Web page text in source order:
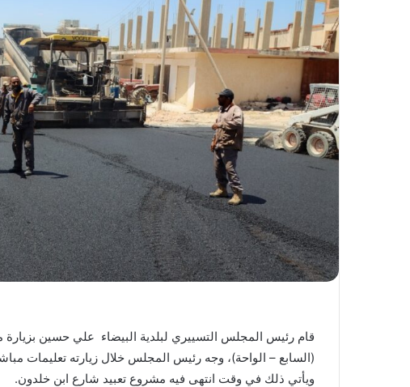
قام رئيس المجلس التسييري لبلدية البيضاء علي حسين
(السابع – الواحة)، وجه رئيس المجلس خلال زيارته تعليمات
ويأتي ذلك في وقت انتهى فيه مشروع تعبيد شارع ابن خلدون.